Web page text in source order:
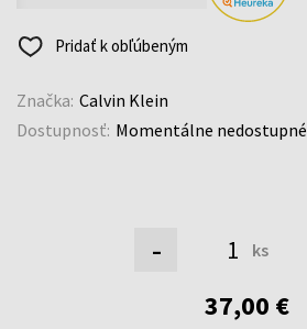
Pridať k obľúbeným
Značka: Calvin Klein
Dostupnosť: Momentálne nedostupné
- ks
37,00 €